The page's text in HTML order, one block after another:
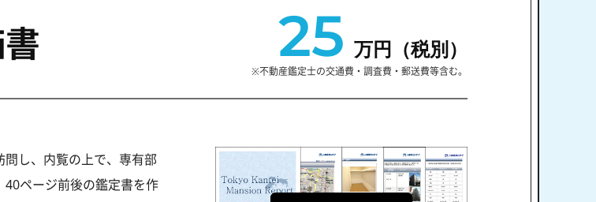
25 万円（税別）
※不動産鑑定士の交通費・調査費・郵送費等含む。
し、内覧の上で、専有部
ページ前後の鑑定書を作